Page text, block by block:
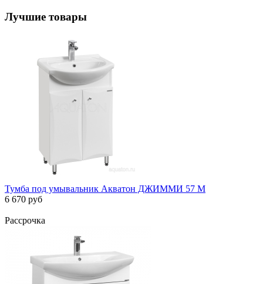
Лучшие товары
Тумба под умывальник Акватон ДЖИММИ 57 М
6 670 руб
Рассрочка